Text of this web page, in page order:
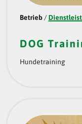
Betrieb /
DOG
Hundetraining